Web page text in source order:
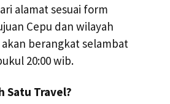
alamat sesuai form
Cepu dan wilayah
berangkat selambat
20:00 wib.
Satu Travel?